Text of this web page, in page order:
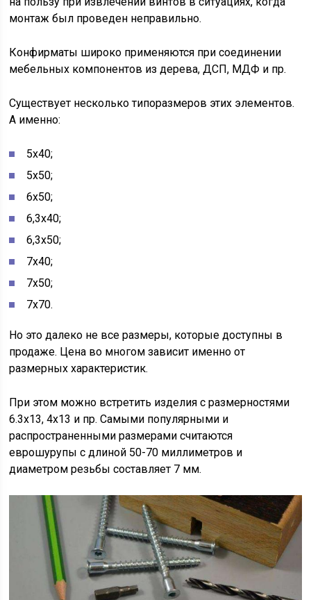
монтаж был проведен неправильно.
Конфирматы широко применяются при соединении
мебельных компонентов из дерева, ДСП, МДФ и пр.
Существует несколько типоразмеров этих элементов.
А именно:
5х40;
5х50;
6х50;
6,3х40;
6,3х50;
7х40;
7х50;
7х70.
Но это далеко не все размеры, которые доступны в
продаже. Цена во многом зависит именно от
размерных характеристик.
При этом можно встретить изделия с размерностями
6.3х13, 4х13 и пр. Самыми популярными и
распространенными размерами считаются
еврошурупы с длиной 50-70 миллиметров и
диаметром резьбы составляет 7 мм.